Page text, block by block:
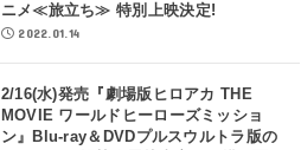
ニメ≪旅立ち≫ 特別上映決定!
2022.01.14
2/16(水)発売『劇場版ヒロアカ THE
MOVIE ワールドヒーローズミッショ
ン』Blu-ray＆DVDプルスウルトラ版の